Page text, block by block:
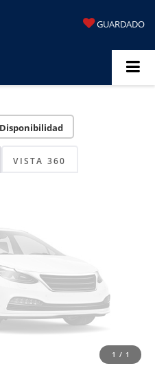
GUARDADO
VISTA 360
revise luego
1 / 1